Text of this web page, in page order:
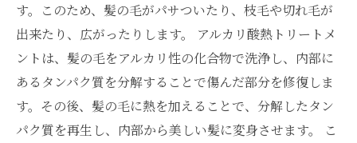
す。このため、髪の毛がパサついたり、枝毛や切れ毛が
出来たり、広がったりします。 アルカリ酸熱トリートメ
ントは、髪の毛をアルカリ性の化合物で洗浄し、内部に
あるタンパク質を分解することで傷んだ部分を修復しま
す。その後、髪の毛に熱を加えることで、分解したタン
パク質を再生し、内部から美しい髪に変身させます。 こ